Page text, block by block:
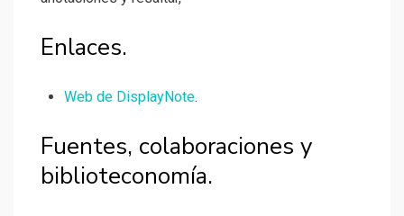
Enlaces.
Web de DisplayNote.
Fuentes, colaboraciones y
biblioteconomía.